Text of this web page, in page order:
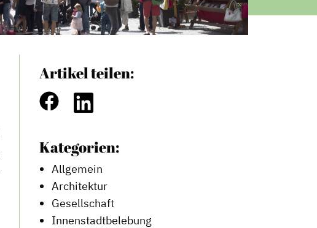
Artikel teilen:
Kategorien:
Allgemein
Architektur
Gesellschaft
Innenstadtbelebung